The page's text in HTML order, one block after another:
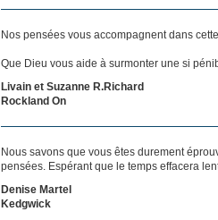
Nos pensées vous accompagnent dans
Que Dieu vous aide à surmonter une si
Livain et Suzanne R.Richard
Rockland On
Nous savons que vous êtes durement
pensées. Espérant que le temps effacera
Denise Martel
Kedgwick